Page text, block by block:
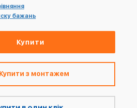
бажань
Купити
Купити з монтажем